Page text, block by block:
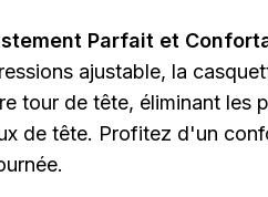
Parfait et
ajustable, la
tour de tête, éliminant les
de tête. Profitez d'un